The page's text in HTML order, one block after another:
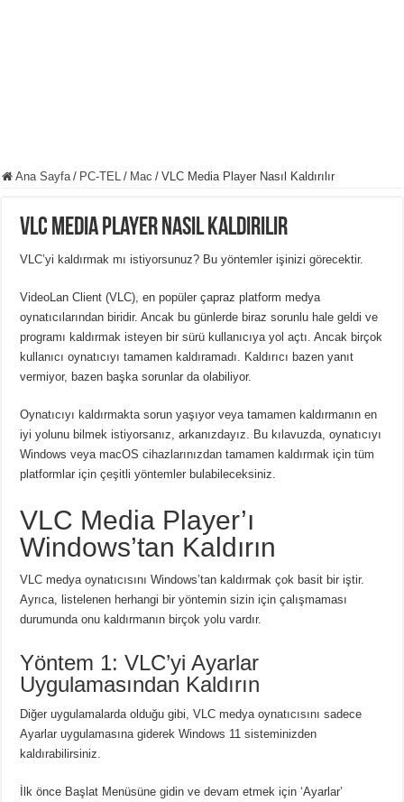
Ana Sayfa / PC-TEL / Mac / VLC Media Player Nasıl Kaldırılır
VLC Media Player Nasıl Kaldırılır
VLC’yi kaldırmak mı istiyorsunuz? Bu yöntemler işinizi görecektir.
VideoLan Client (VLC), en popüler çapraz platform medya
oynatıcılarından biridir.Ancak bu günlerde biraz sorunlu hale geldi ve
programı kaldırmak isteyen bir sürü kullanıcıya yol açtı.Ancak birçok
kullanıcı oynatıcıyı tamamen kaldıramadı. Kaldırıcı bazen yanıt
vermiyor, bazen başka sorunlar da olabiliyor.
Oynatıcıyı kaldırmakta sorun yaşıyor veya tamamen kaldırmanın en
iyi yolunu bilmek istiyorsanız, arkanızdayız. Bu kılavuzda, oynatıcıyı
Windows veya macOS cihazlarınızdan tamamen kaldırmak için tüm
platformlar için çeşitli yöntemler bulabileceksiniz.
VLC Media Player’ı
Windows’tan Kaldırın
VLC medya oynatıcısını Windows’tan kaldırmak çok basit bir iştir.
Ayrıca, listelenen herhangi bir yöntemin sizin için çalışmaması
durumunda onu kaldırmanın birçok yolu vardır.
Yöntem 1: VLC’yi Ayarlar
Uygulamasından Kaldırın
Diğer uygulamalarda olduğu gibi, VLC medya oynatıcısını sadece
Ayarlar uygulamasına giderek Windows 11 sisteminizden
kaldırabilirsiniz.
İlk önce Başlat Menüsüne gidin ve devam etmek için ‘Ayarlar’